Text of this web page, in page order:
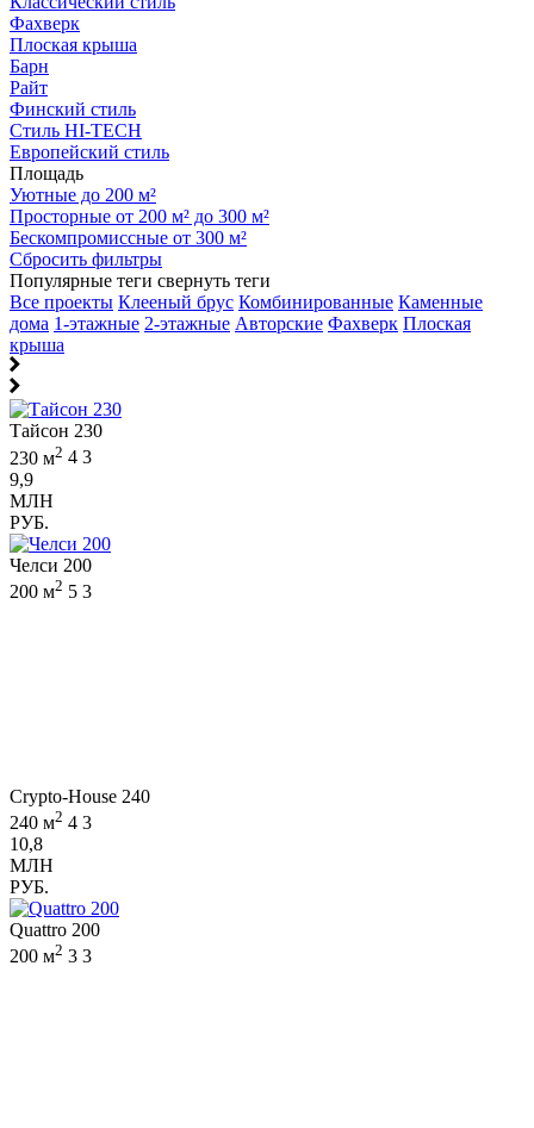
Фахверк
Плоская крыша
Барн
Райт
Финский стиль
Стиль HI-TECH
Европейский стиль
Площадь
Уютные до 200 м²
Просторные от 200 м² до 300 м²
Бескомпромиссные от 300 м²
Сбросить фильтры
Популярные теги свернуть теги
Все проекты Клееный брус Комбинированные Каменные
дома 1-этажные 2-этажные Авторские Фахверк Плоская
крыша
Тайсон 230
230 м2 4 3
9,9
МЛН
РУБ.
Челси 200
200 м2 5 3
Crypto-House 240
240 м2 4 3
10,8
МЛН
РУБ.
Quattro 200
200 м2 3 3